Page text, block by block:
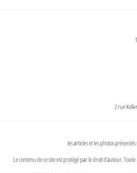
2 rue
les articles et les photos
Le contenu de ce site est protégé par le droit d'auteur.